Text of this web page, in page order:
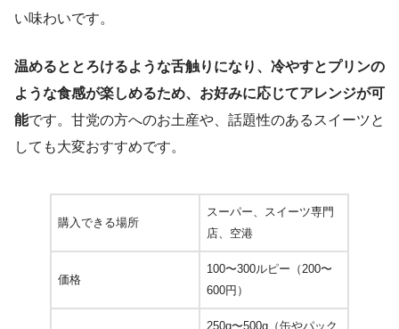
い味わいです。
温めるととろけるような舌触りになり、冷やすとプリンの
ような食感が楽しめるため、お好みに応じてアレンジが可
能です。甘党の方へのお土産や、話題性のあるスイーツと
しても大変おすすめです。
購入できる場所
スーパー、スイーツ専門
店、空港
価格
100〜300ルピー（200〜
600円）
250g〜500g（缶やパック